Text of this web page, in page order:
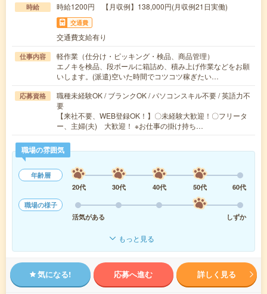
時給 時給1200円 【月収例】138,000円(月収例21日実働)
交通費
交通費支給有り
仕事内容
軽作業（仕分け・ピッキング・検品、商品管理）
エノキを検品、段ボールに箱詰め、積み上げ作業などをお願
いします。(派遣)空いた時間でコツコツ稼ぎたい…
応募資格
職種未経験OK / ブランクOK / パソコンスキル不要 / 英語力不
要
【来社不要、WEB登録OK！】〇未経験大歓迎！〇フリータ
ー、主婦(夫) 大歓迎！ ※お仕事の掛け持ち…
職場の雰囲気
年齢層
20代
30代 40代 50代
60代
職場の様子
活気がある
しずか
もっと見る
気になる! 応募へ進む 詳しく見る